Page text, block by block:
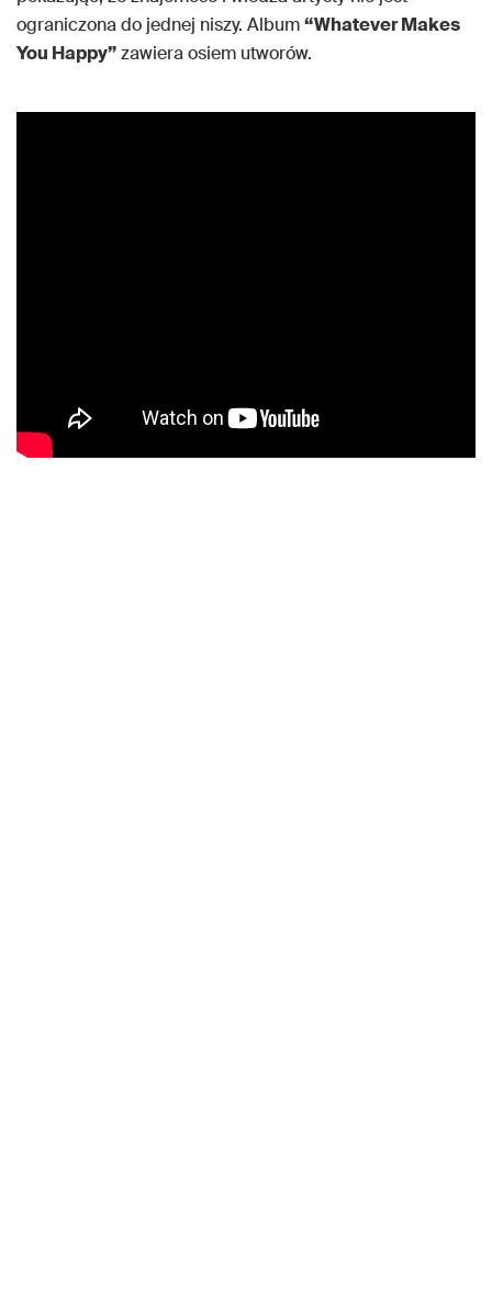
ograniczona do jednej niszy. Album“Whatever Makes
You Happy”zawiera osiem utworów.